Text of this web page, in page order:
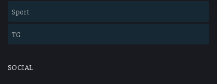
Sport
TG
SOCIAL